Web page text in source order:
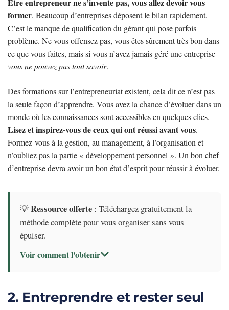
former. Beaucoup d’entreprises déposent le bilan rapidement.
C’est le manque de qualification du gérant qui pose parfois
problème. Ne vous offensez pas, vous êtes sûrement très bon dans
ce que vous faites, mais si vous n’avez jamais géré une entreprise
vous ne pouvez pas tout savoir.
Des formations sur l’entrepreneuriat existent, cela dit ce n’est pas
la seule façon d’apprendre. Vous avez la chance d’évoluer dans un
monde où les connaissances sont accessibles en quelques clics.
Lisez et inspirez-vous de ceux qui ont réussi avant vous.
Formez-vous à la gestion, au management, à l’organisation et
n’oubliez pas la partie « développement personnel ». Un bon chef
d’entreprise devra avoir un bon état d’esprit pour réussir à évoluer.
💡Ressource offerte : Téléchargez gratuitement la
méthode complète pour vous organiser sans vous
épuiser.
Voir comment l'obtenir
2. Entreprendre et rester seul